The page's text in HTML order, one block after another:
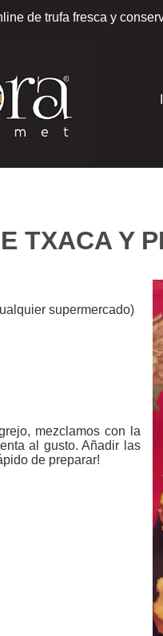
de trufa fresca y
TXACA Y
supermercado)
mezclamos con la
al gusto. Añadir las
de preparar!